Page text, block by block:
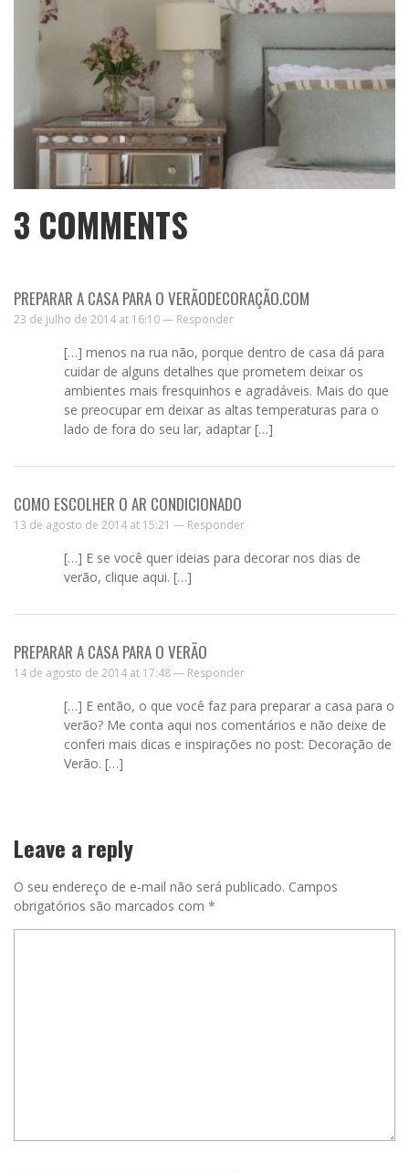
3 COMMENTS
PREPARAR A CASA PARA O VERÃODECORAÇÃO.COM
23 de julho de 2014 at 16:10 — Responder
[…] menos na rua não, porque dentro de casa dá para
cuidar de alguns detalhes que prometem deixar os
ambientes mais fresquinhos e agradáveis. Mais do que
se preocupar em deixar as altas temperaturas para o
lado de fora do seu lar, adaptar […]
COMO ESCOLHER O AR CONDICIONADO
13 de agosto de 2014 at 15:21 — Responder
[…] E se você quer ideias para decorar nos dias de
verão, clique aqui. […]
PREPARAR A CASA PARA O VERÃO
14 de agosto de 2014 at 17:48 — Responder
[…] E então, o que você faz para preparar a casa para o
verão? Me conta aqui nos comentários e não deixe de
conferi mais dicas e inspirações no post: Decoração de
Verão. […]
Leave a reply
O seu endereço de e-mail não será publicado. Campos
obrigatórios são marcados com *